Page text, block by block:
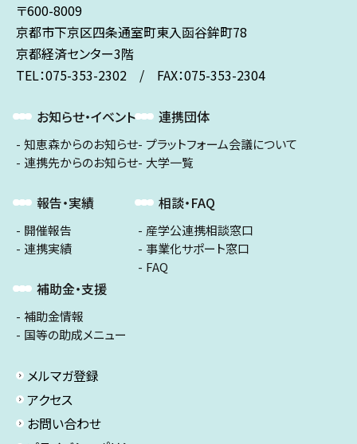
〒600-8009
京都市下京区四条通室町東入函谷鉾町78
京都経済センター3階
TEL：075-353-2302 / FAX：075-353-2304
お知らせ・イベント
知恵森からのお知らせ
連携先からのお知らせ
報告・実績
開催報告
連携実績
補助金・支援
補助金情報
国等の助成メニュー
連携団体
プラットフォーム会議について
大学一覧
相談・FAQ
産学公連携相談窓口
事業化サポート窓口
FAQ
メルマガ登録
アクセス
お問い合わせ